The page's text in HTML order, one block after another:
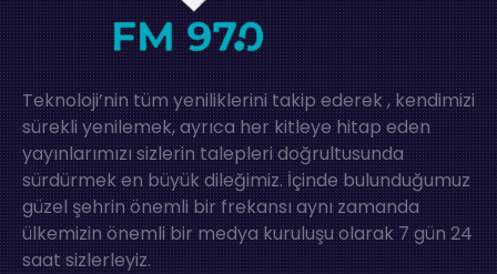
Teknoloji’nin tüm yeniliklerini takip ederek , kendimizi
sürekli yenilemek, ayrıca her kitleye hitap eden
yayınlarımızı sizlerin talepleri doğrultusunda
sürdürmek en büyük dileğimiz. İçinde bulunduğumuz
güzel şehrin önemli bir frekansı aynı zamanda
ülkemizin önemli bir medya kuruluşu olarak 7 gün 24
saat sizlerleyiz.